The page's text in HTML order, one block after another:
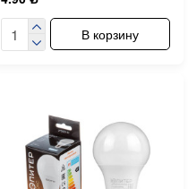
В корзину